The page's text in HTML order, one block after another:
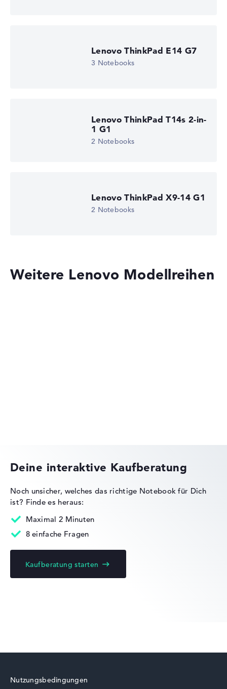
Lenovo ThinkPad E14 G7
3 Notebooks
Lenovo ThinkPad T14s 2-in-
1 G1
2 Notebooks
Lenovo ThinkPad X9-14 G1
2 Notebooks
Weitere Lenovo Modellreihen
Lenovo ThinkPad
Lenovo Yoga
Deine interaktive Kaufberatung
Noch unsicher, welches das richtige Notebook für Dich
ist? Finde es heraus:
Maximal 2 Minuten
8 einfache Fragen
Kaufberatung starten
Nutzungsbedingungen